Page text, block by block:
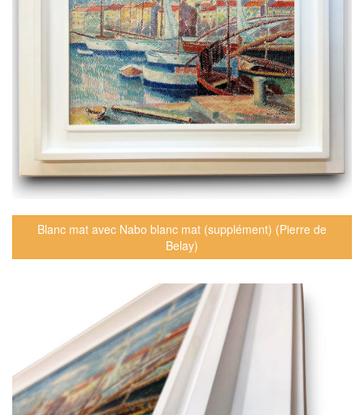
Blanc mat avec Nabo blanc mat (supplément) (Pierre de
Belay)